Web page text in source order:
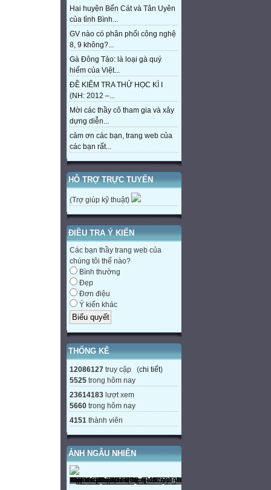
Hai huyện Bến Cát và Tân Uyên
của tỉnh Bình...
GV nào có phân phối công nghệ
8, 9 không?...
Gà Đông Tảo: là loại gà quý
hiếm của Việt...
ĐỀ KIỂM TRA THỬ HỌC KÌ I
(NH: 2012 –...
Mời các thầy cô tham gia và xây
dựng diễn...
cảm ơn các bạn, trang web của
các bạn rất...
HỖ TRỢ TRỰC TUYẾN
(Trợ giúp kỹ thuật)
ĐIỀU TRA Ý KIẾN
Các bạn thầy trang web của
chúng tôi thế nào?
Bình thường
Đẹp
Đơn điệu
Ý kiến khác
THỐNG KÊ
12086127 truy cập (chi tiết)
5525 trong hôm nay
23614183 lượt xem
5660 trong hôm nay
4151 thành viên
ẢNH NGẪU NHIÊN